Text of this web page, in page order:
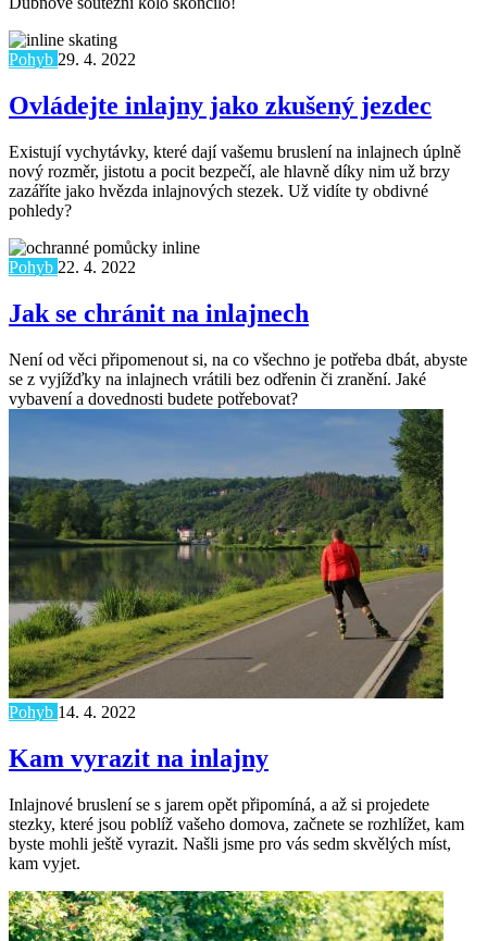
Pohyb 29. 4. 2022
Ovládejte inlajny jako zkušený jezdec
Existují vychytávky, které dají vašemu bruslení na inlajnech úplně
nový rozměr, jistotu a pocit bezpečí, ale hlavně díky nim už brzy
zazáříte jako hvězda inlajnových stezek. Už vidíte ty obdivné
pohledy?
Pohyb 22. 4. 2022
Jak se chránit na inlajnech
Není od věci připomenout si, na co všechno je potřeba dbát, abyste
se z vyjížďky na inlajnech vrátili bez odřenin či zranění. Jaké
vybavení a dovednosti budete potřebovat?
Pohyb 14. 4. 2022
Kam vyrazit na inlajny
Inlajnové bruslení se s jarem opět připomíná, a až si projedete
stezky, které jsou poblíž vašeho domova, začnete se rozhlížet, kam
byste mohli ještě vyrazit. Našli jsme pro vás sedm skvělých míst,
kam vyjet.